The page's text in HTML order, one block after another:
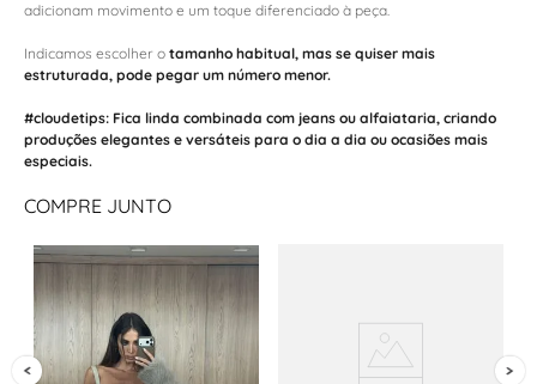
adicionam movimento e um toque diferenciado à peça.
Indicamos escolher o tamanho habitual, mas se quiser mais
estruturada, pode pegar um número menor.
#cloudetips: Fica linda combinada com jeans ou alfaiataria, criando
produções elegantes e versáteis para o dia a dia ou ocasiões mais
especiais.
COMPRE JUNTO